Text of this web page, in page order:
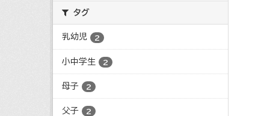
タグ
乳幼児 2
小中学生 2
母子 2
父子 2